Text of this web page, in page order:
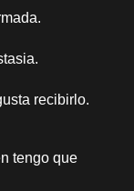
recibirlo.
tengo que